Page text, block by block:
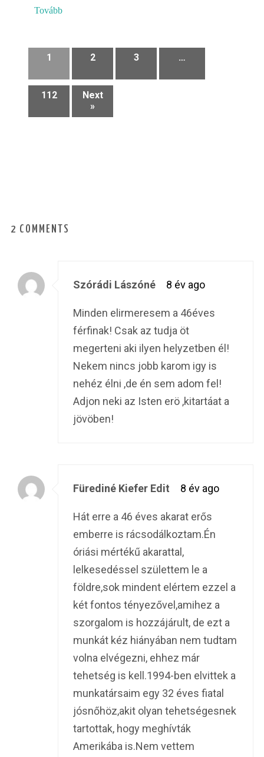
Tovább
1 2 3 …
112
Next
»
2 COMMENTS
Szórádi Lászóné 8 év ago
Minden elirmeresem a 46éves
férfinak! Csak az tudja öt
megerteni aki ilyen helyzetben él!
Nekem nincs jobb karom igy is
nehéz élni ,de én sem adom fel!
Adjon neki az Isten erö ,kitartáat a
jövöben!
Fürediné Kiefer Edit 8 év ago
Hát erre a 46 éves akarat erős
emberre is rácsodálkoztam.Én
óriási mértékű akarattal,
lelkesedéssel születtem le a
földre,sok mindent elértem ezzel a
két fontos tényezővel,amihez a
szorgalom is hozzájárult, de ezt a
munkát kéz hiányában nem tudtam
volna elvégezni, ehhez már
tehetség is kell.1994-ben elvittek a
munkatársaim egy 32 éves fiatal
jósnőhöz,akit olyan tehetségesnek
tartottak, hogy meghívták
Amerikába is.Nem vettem